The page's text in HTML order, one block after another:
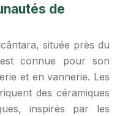
de
située près du
connue pour son
et en vannerie. Les
des céramiques
inspirés par les